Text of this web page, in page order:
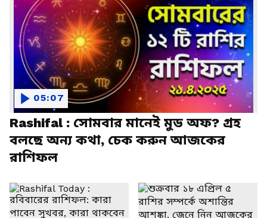
Rashifal : সোমবার মানেই মুড অফ? গ্রহ
বলছে অন্য কথা, চেক করুন আজকের
রাশিফল
05:07